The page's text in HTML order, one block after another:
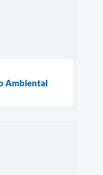
Ambiental